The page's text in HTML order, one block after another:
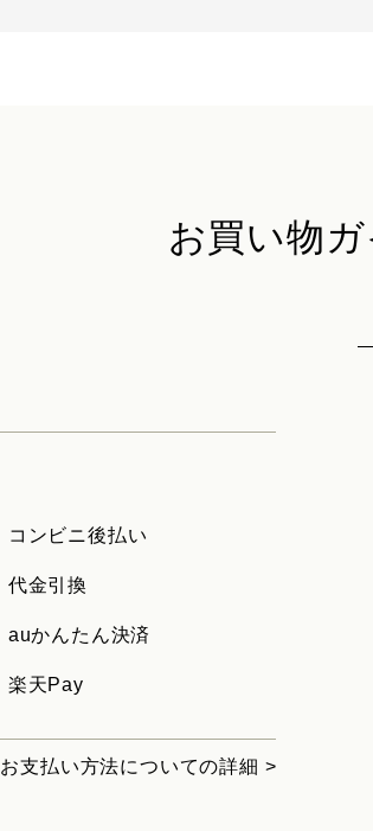
お買い物ガ
コンビニ後払い
代金引換
auかんたん決済
楽天Pay
お支払い方法についての詳細 >